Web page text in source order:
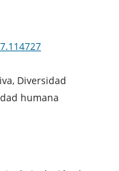
Diversidad
humana